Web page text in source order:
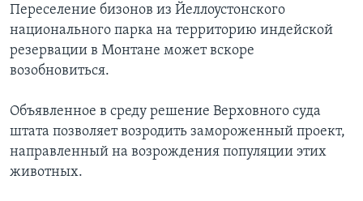
Переселение бизонов из Йеллоустонского
национального парка на территорию индейской
резервации в Монтане может вскоре
возобновиться.
Объявленное в среду решение Верховного суда
штата позволяет возродить замороженный проект,
направленный на возрождения популяции этих
животных.